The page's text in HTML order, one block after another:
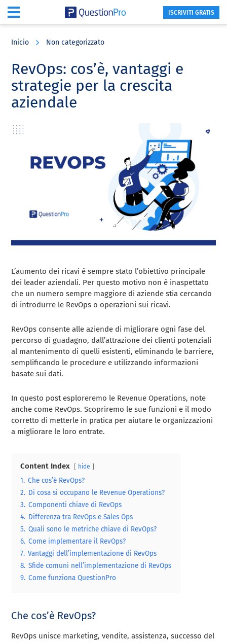
content
sidebar
ISCRIVITI GRATIS
Inicio Non categorizzato
RevOps: cos’è, vantaggi e
strategie per la crescita
aziendale
L’aumento dei ricavi è sempre stato l’obiettivo principale
dei leader aziendali. Per questo motivo non è inaspettato
che un numero sempre maggiore di aziende stia cercando
di introdurre le RevOps o operazioni sui ricavi.
RevOps consente alle aziende di migliorare ogni fase del
percorso di guadagno, dall’attrazione dei clienti potenziali
al mantenimento di quelli esistenti, eliminando le barriere,
semplificando le procedure e utilizzando informazioni
basate sui dati.
In questo post esploreremo le Revenue Operations, note
anche come RevOps. Scopriremo le sue funzioni e il modo
corretto di metterle in pratica per aiutare le organizzazioni
a migliorare le loro entrate.
Content Index hide
1. Che cos’è RevOps?
2. Di cosa si occupano le Revenue Operations?
3. Componenti chiave di RevOps
4. Differenza tra RevOps e Sales Ops
5. Quali sono le metriche chiave di RevOps?
6. Come implementare il RevOps?
7. Vantaggi dell’implementazione di RevOps
8. Sfide comuni nell’implementazione di RevOps
9. Come funziona QuestionPro
Che cos’è RevOps?
RevOps unisce marketing, vendite, assistenza, successo del